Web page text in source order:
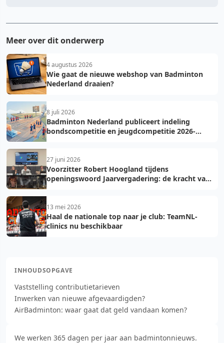
Meer over dit onderwerp
4 augustus 2026
Wie gaat de nieuwe webshop van Badminton
Nederland draaien?
8 juli 2026
Badminton Nederland publiceert indeling
bondscompetitie en jeugdcompetitie 2026-
27 juni 2026
Voorzitter Robert Hoogland tijdens
openingswoord Jaarvergadering: de kracht van
13 mei 2026
Haal de nationale top naar je club: TeamNL-
clinics nu beschikbaar
INHOUDSOPGAVE
Vaststelling contributietarieven
Inwerken van nieuwe afgevaardigden?
AirBadminton: waar gaat dat geld vandaan komen?
We werken 365 dagen per jaar aan badmintonnieuws.